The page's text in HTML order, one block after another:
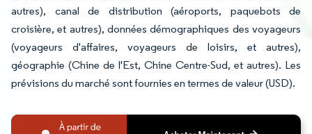
autres), canal de distribution (aéroports, paquebots de
croisière, et autres), données démographiques des voyageurs
(voyageurs d'affaires, voyageurs de loisirs, et autres),
géographie (Chine de l'Est, Chine Centre-Sud, et autres). Les
prévisions du marché sont fournies en termes de valeur (USD).